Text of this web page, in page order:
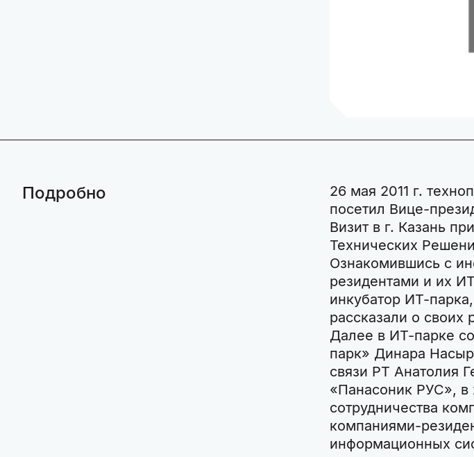
Подробно
26 мая 2011 г.
посетил Вице-
Визит в г. Казань
Технических
Ознакомившись с
резидентами и их
инкубатор ИТ-
рассказали о своих
Далее в ИТ-парке
парк» Динара
связи РТ Анатолия
«Панасоник РУС», в
сотрудничества
компаниями-
информационных